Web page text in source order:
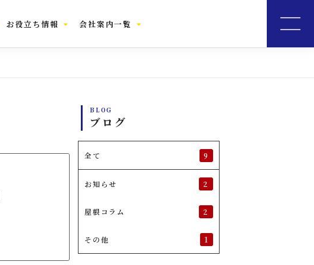
お役立ち情報 会社案内一覧
BLOG
ブログ
全て 9
お知らせ 2
屋根コラム 2
その他 1